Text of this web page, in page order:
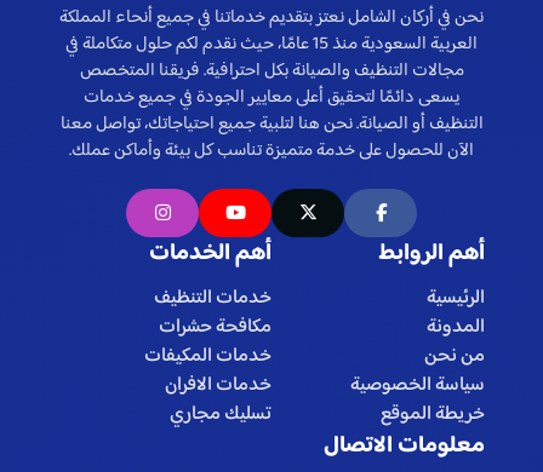
نحن في أركان الشامل نعتز بتقديم خدماتنا في جميع أنحاء المملكة
العربية السعودية منذ 15 عامًا، حيث نقدم لكم حلول متكاملة في
مجالات التنظيف والصيانة بكل احترافية. فريقنا المتخصص
يسعى دائمًا لتحقيق أعلى معايير الجودة في جميع خدمات
التنظيف أو الصيانة. نحن هنا لتلبية جميع احتياجاتك، تواصل معنا
الآن للحصول على خدمة متميزة تناسب كل بيئة وأماكن عملك.
أهم الروابط
الرئيسية
المدونة
من نحن
سياسة الخصوصية
خريطة الموقع
أهم الخدمات
خدمات التنظيف
مكافحة حشرات
خدمات المكيفات
خدمات الافران
تسليك مجاري
معلومات الاتصال